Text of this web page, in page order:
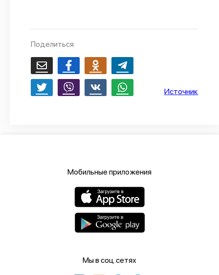
О проекте
Политика конфиденциальности
Поделиться
Источник
Мобильные приложения
Мы в соц.сетях